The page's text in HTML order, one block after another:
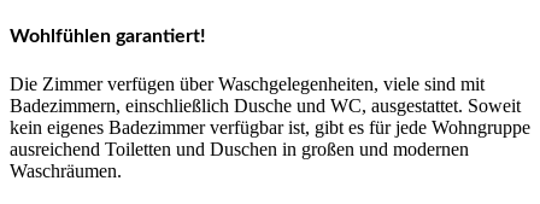
Wohlfühlen garantiert!
Die Zimmer verfügen über Waschgelegenheiten, viele sind mit
Badezimmern, einschließlich Dusche und WC, ausgestattet. Soweit
kein eigenes Badezimmer verfügbar ist, gibt es für jede Wohngruppe
ausreichend Toiletten und Duschen in großen und modernen
Waschräumen.